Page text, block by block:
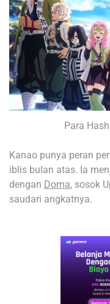
Para
Kanao punya peran
iblis bulan atas. Ia
dengan Doma, sosok
saudari angkatnya.